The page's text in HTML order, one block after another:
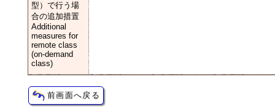
型）で行う場
合の追加措置
Additional
measures for
remote class
(on-demand
class)